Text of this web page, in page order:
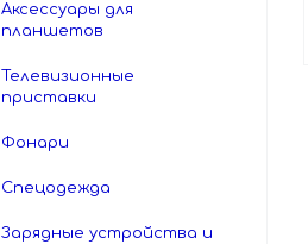
Аксессуары для
планшетов
Телевизионные
приставки
Фонари
Спецодежда
Зарядные устройства и